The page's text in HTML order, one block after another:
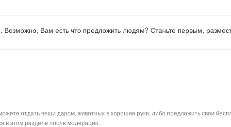
Вам есть что предложить людям? Станьте первым,
отдать вещи даром, животных в хорошие руки, либо предложить свои
в этом разделе после модерации.